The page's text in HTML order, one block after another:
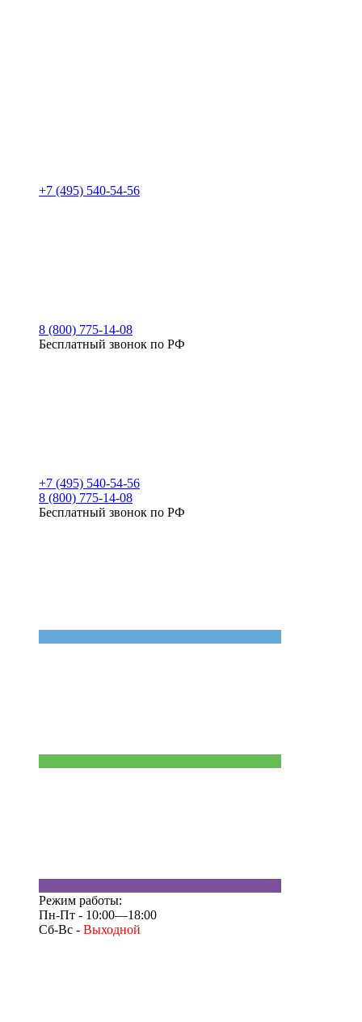
+7 (495) 540-54-56
8 (800) 775-14-08
Бесплатный звонок по РФ
+7 (495) 540-54-56
8 (800) 775-14-08
Бесплатный звонок по РФ
Режим работы:
Пн-Пт - 10:00—18:00
Сб-Вс - Выходной